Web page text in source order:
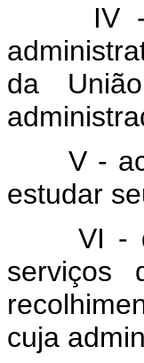
IV
da
V -
estudar
VI -
serviços
cuja